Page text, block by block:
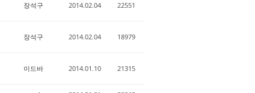
장석구 2014.02.04 22551
장석구 2014.02.04 18979
이드바 2014.01.10 21315